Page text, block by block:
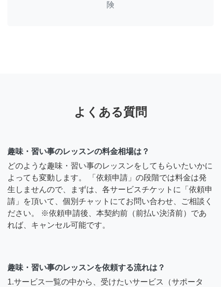
険
よくある質問
趣味・習い事のレッスンの料金相場は？
どのような趣味・習い事のレッスンをしてもらいたいかに
よっても変動します。 「依頼申請」の段階では料金は発
生しませんので、まずは、各サービスチケットに「依頼申
請」を頂いて、個別チャットにてお問い合わせ、ご相談く
ださい。 ※依頼申請後、本契約前（前払い決済前）であ
れば、キャンセル可能です。
趣味・習い事のレッスンを依頼する流れは？
1.サービス一覧の中から、受けたいサービス（サポータ